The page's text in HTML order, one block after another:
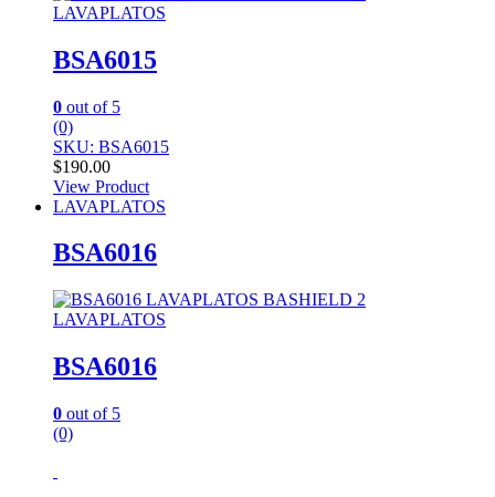
LAVAPLATOS
BSA6015
0 out of 5
(0)
SKU: BSA6015
$190.00
View Product
LAVAPLATOS
BSA6016
LAVAPLATOS
BSA6016
0 out of 5
(0)